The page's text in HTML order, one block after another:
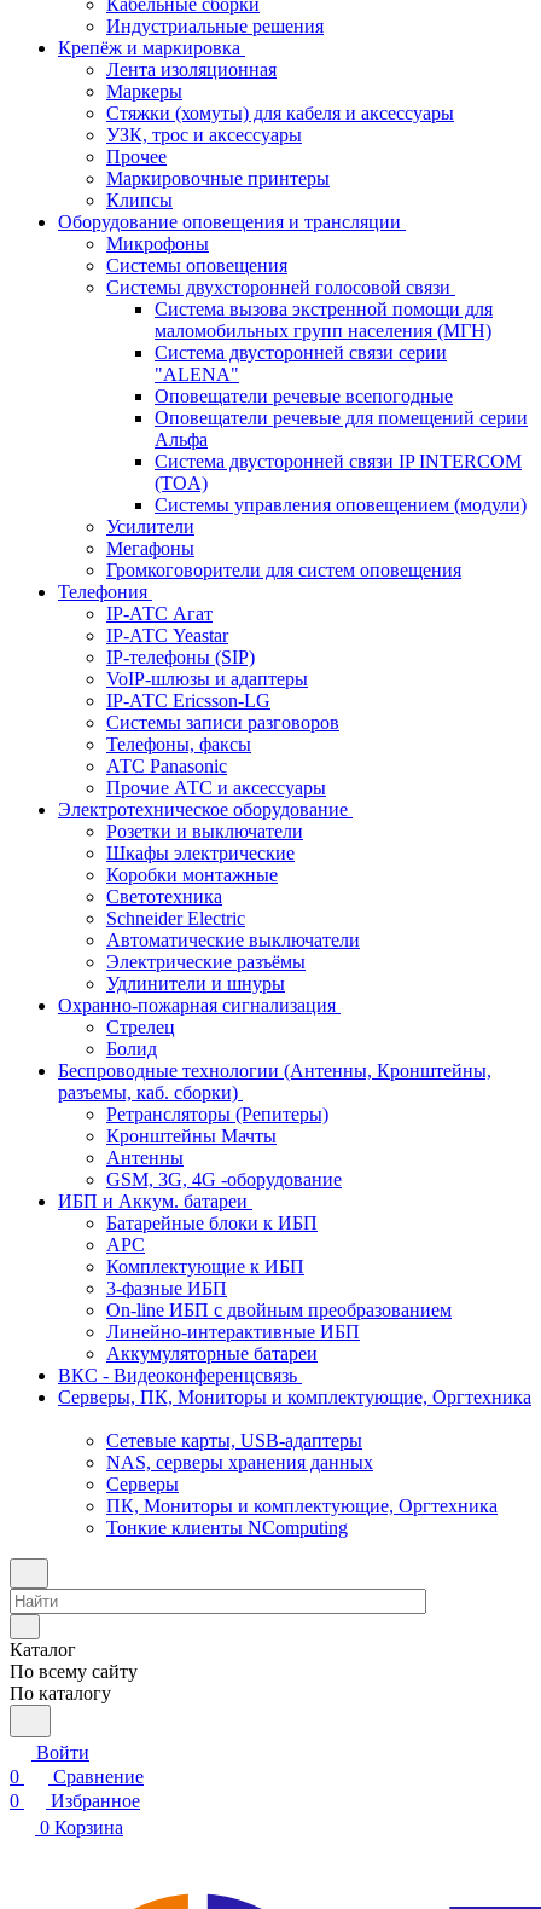
Кабельные сборки
Индустриальные решения
Крепёж и маркировка
Лента изоляционная
Маркеры
Стяжки (хомуты) для кабеля и аксессуары
УЗК, трос и аксессуары
Прочее
Маркировочные принтеры
Клипсы
Оборудование оповещения и трансляции
Микрофоны
Системы оповещения
Системы двухсторонней голосовой связи
Система вызова экстренной помощи для
маломобильных групп населения (МГН)
Система двусторонней связи серии
"ALENA"
Оповещатели речевые всепогодные
Оповещатели речевые для помещений серии
Альфа
Система двусторонней связи IP INTERCOM
(TOA)
Системы управления оповещением (модули)
Усилители
Мегафоны
Громкоговорители для систем оповещения
Телефония
IP-АТС Агат
IP-АТС Yeastar
IP-телефоны (SIP)
VoIP-шлюзы и адаптеры
IP-АТС Ericsson-LG
Системы записи разговоров
Телефоны, факсы
АТС Panasonic
Прочие АТС и аксессуары
Электротехническое оборудование
Розетки и выключатели
Шкафы электрические
Коробки монтажные
Светотехника
Schneider Electric
Автоматические выключатели
Электрические разъёмы
Удлинители и шнуры
Охранно-пожарная сигнализация
Стрелец
Болид
Беспроводные технологии (Антенны, Кронштейны,
разъемы, каб. сборки)
Ретрансляторы (Репитеры)
Кронштейны Мачты
Антенны
GSM, 3G, 4G -оборудование
ИБП и Аккум. батареи
Батарейные блоки к ИБП
APC
Комплектующие к ИБП
3-фазные ИБП
On-line ИБП с двойным преобразованием
Линейно-интерактивные ИБП
Аккумуляторные батареи
ВКС - Видеоконференцсвязь
Серверы, ПК, Мониторы и комплектующие, Оргтехника
Сетевые карты, USB-адаптеры
NAS, серверы хранения данных
Серверы
ПК, Мониторы и комплектующие, Оргтехника
Тонкие клиенты NComputing
Каталог
По всему сайту
По каталогу
Войти
0
Сравнение
0
Избранное
0 Корзина